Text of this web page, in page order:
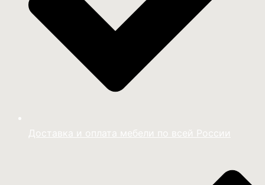
Доставка и оплата мебели по всей России